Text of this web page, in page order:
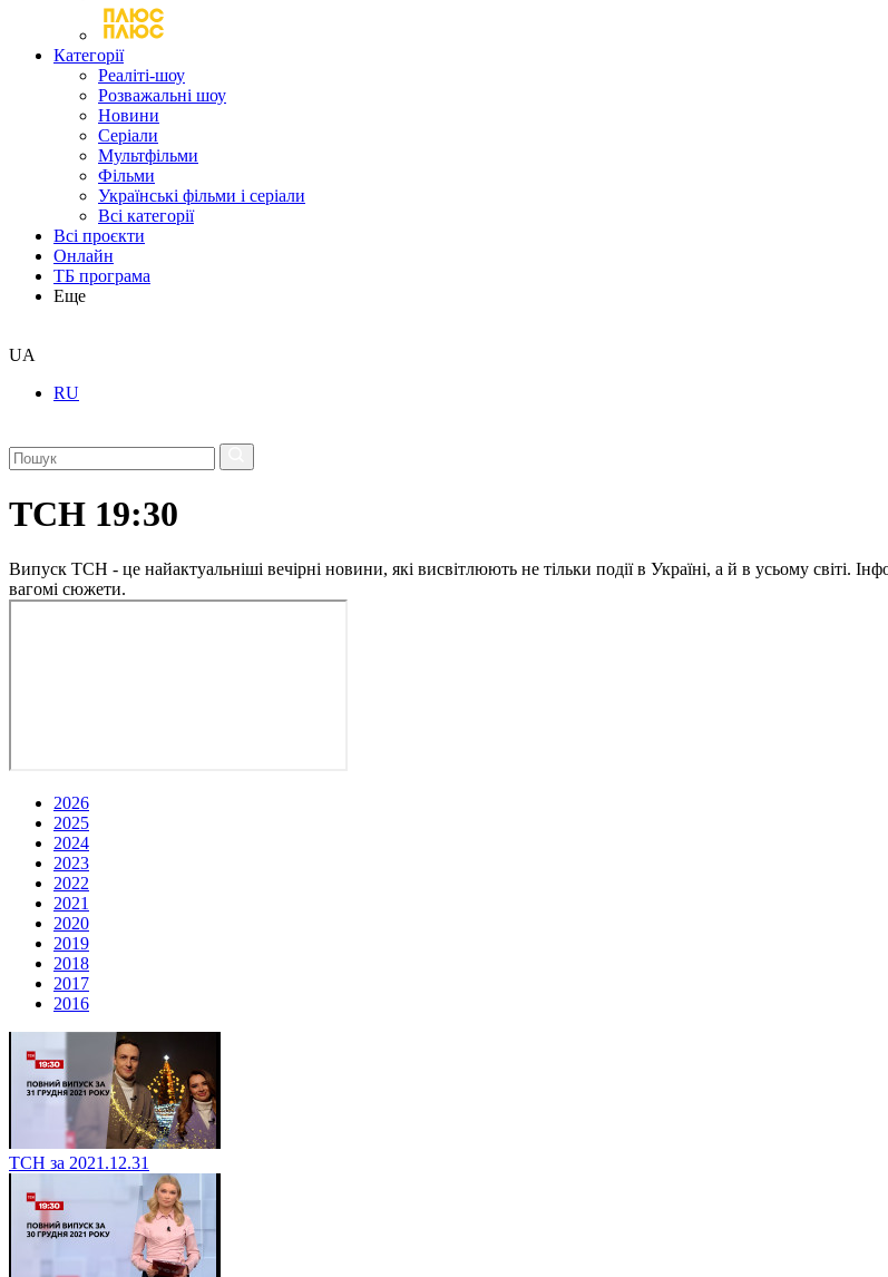
Категорії
Реаліті-шоу
Розважальні шоу
Новини
Серіали
Мультфільми
Фільми
Українські фільми і серіали
Всі категорії
Всі проєкти
Онлайн
ТБ програма
Еще
UA
RU
ТСН 19:30
Випуск ТСН - це найактуальніші вечірні новини, які висвітлюють не тільки події в Україні, а й в усьому світі.
вагомі сюжети.
2026
2025
2024
2023
2022
2021
2020
2019
2018
2017
2016
ТСН за 2021.12.31